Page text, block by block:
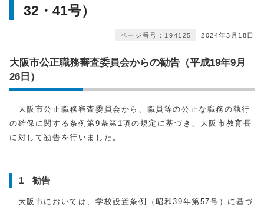
32・41号）
2024年3月18日
ページ番号：194125
大阪市公正職務審査委員会からの勧告（平成19年9月
26日）
大阪市公正職務審査委員会から、職員等の公正な職務の執行
の確保に関する条例第9条第1項の規定に基づき、大阪市教育長
に対して勧告を行いました。
1 勧告
大阪市においては、学校設置条例（昭和39年第57号）に基づ